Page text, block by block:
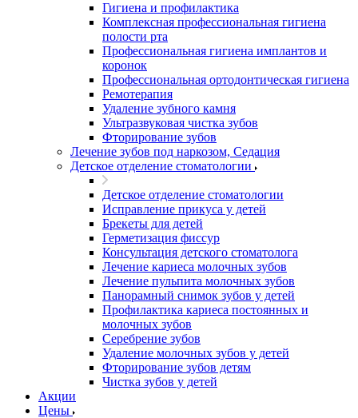
Гигиена и профилактика
Комплексная профессиональная гигиена
полости рта
Профессиональная гигиена имплантов и
коронок
Профессиональная ортодонтическая гигиена
Ремотерапия
Удаление зубного камня
Ультразвуковая чистка зубов
Фторирование зубов
Лечение зубов под наркозом, Седация
Детское отделение стоматологии
Детское отделение стоматологии
Исправление прикуса у детей
Брекеты для детей
Герметизация фиссур
Консультация детского стоматолога
Лечение кариеса молочных зубов
Лечение пульпита молочных зубов
Панорамный снимок зубов у детей
Профилактика кариеса постоянных и
молочных зубов
Серебрение зубов
Удаление молочных зубов у детей
Фторирование зубов детям
Чистка зубов у детей
Акции
Цены